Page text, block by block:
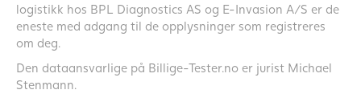
logistikk hos BPL Diagnostics AS og E-Invasion A/S er de
eneste med adgang til de opplysninger som registreres
om deg.
Den dataansvarlige på Billige-Tester.no er jurist Michael
Stenmann.